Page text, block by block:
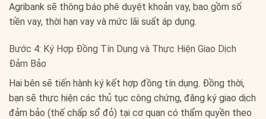
Agribank sẽ thông báo phê duyệt khoản vay, bao gồm số
tiền vay, thời hạn vay và mức lãi suất áp dụng.
Bước 4: Ký Hợp Đồng Tín Dụng và Thực Hiện Giao Dịch
Đảm Bảo
Hai bên sẽ tiến hành ký kết hợp đồng tín dụng. Đồng thời,
bạn sẽ thực hiện các thủ tục công chứng, đăng ký giao dịch
đảm bảo (thế chấp sổ đỏ) tại cơ quan có thẩm quyền theo